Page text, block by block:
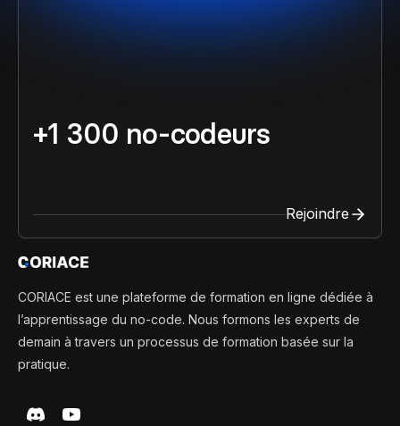
+1 300 no-codeurs
Rejoindre
CORIACE est une plateforme de formation en ligne dédiée à
l’apprentissage du no-code. Nous formons les experts de
demain à travers un processus de formation basée sur la
pratique.